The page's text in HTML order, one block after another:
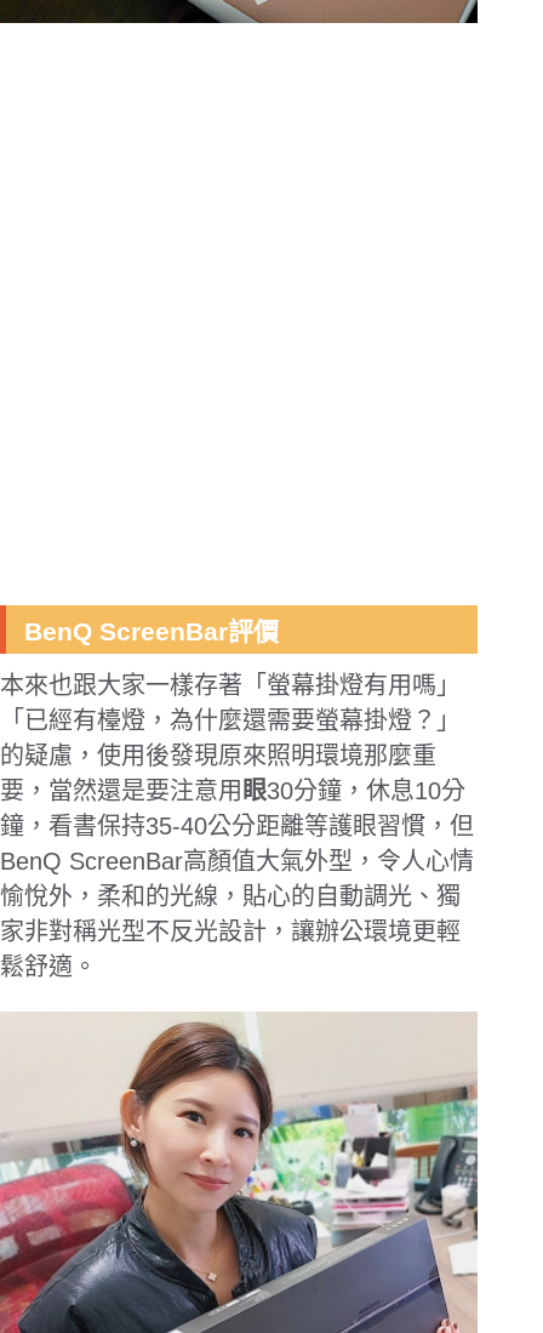
BenQ ScreenBar評價
本來也跟大家一樣存著「螢幕掛燈有用嗎」
「已經有檯燈，為什麼還需要螢幕掛燈？」
的疑慮，使用後發現原來照明環境那麼重
要，當然還是要注意用 眼30分鐘，休息10分
鐘，看書保持35-40公分距離等護眼習慣，但
BenQ ScreenBar高顏值大氣外型，令人心情
愉悅外，柔和的光線，貼心的自動調光、獨
家非對稱光型不反光設計，讓辦公環境更輕
鬆舒適。